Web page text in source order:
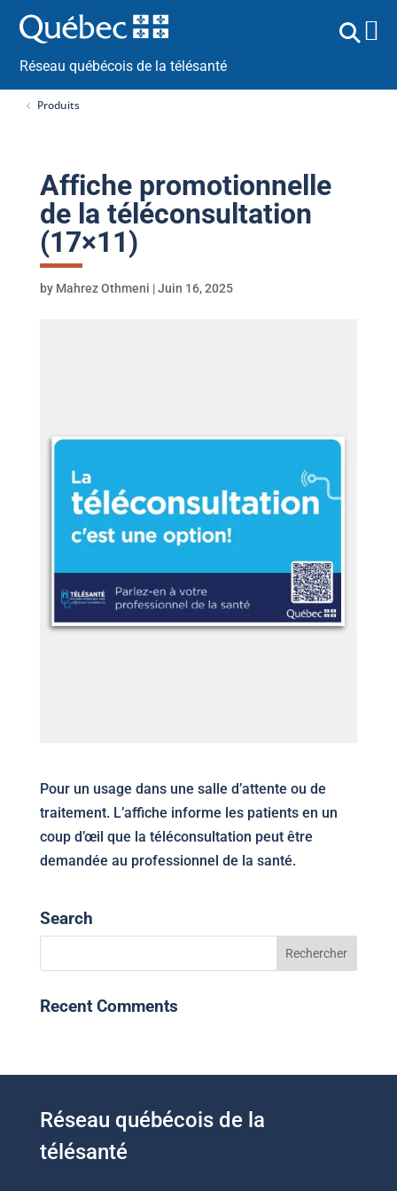
Réseau québécois de la télésanté
Produits
Affiche promotionnelle
de la téléconsultation
(17×11)
by Mahrez Othmeni |Juin 16, 2025
Pour un usage dans une salle d’attente ou de
traitement. L’affiche informe les patients en un
coup d’œil que la téléconsultation peut être
demandée au professionnel de la santé.
Search
Recent Comments
Réseau québécois de la
télésanté